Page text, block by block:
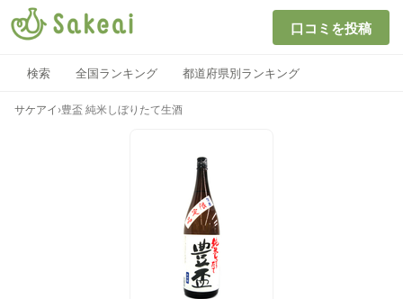
口コミを投稿
検索 全国ランキング 都道府県別ランキング
サケアイ ›豊盃 純米しぼりたて生酒